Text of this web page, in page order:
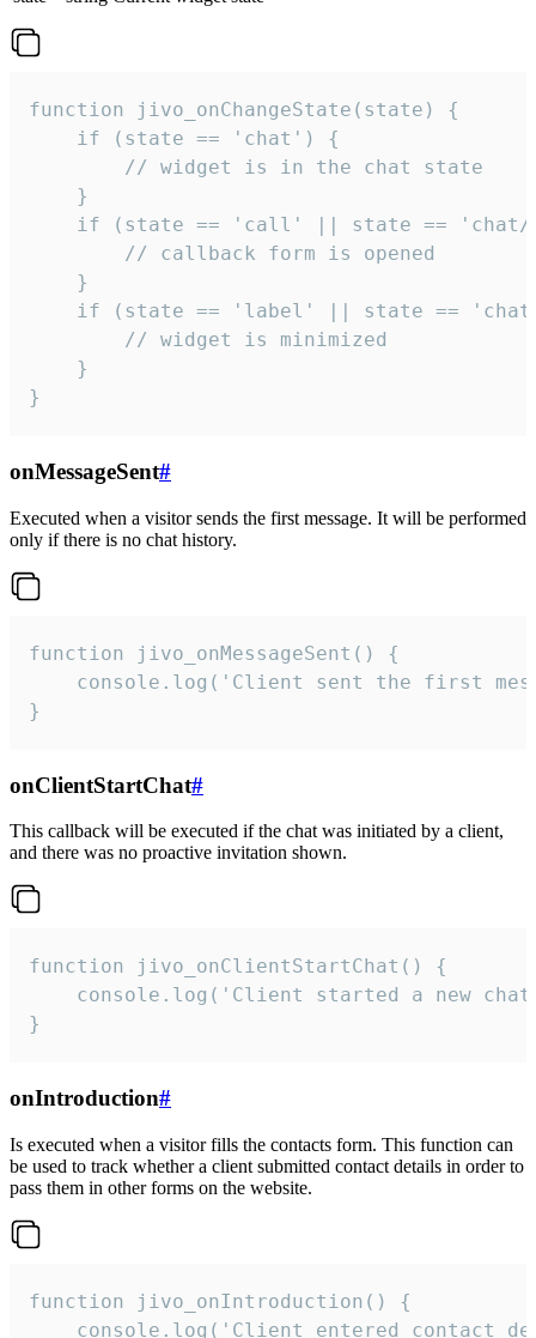
function jivo_onChangeState(state) {
    if (state == 'chat') {
        // widget is in the chat state
    }
if (state == 'call' || state ==
        // callback form is opened
    }
if (state == 'label' || state ==
        // widget is minimized
    }
}
onMessageSent#
Executed when a visitor sends the first message. It will be performed
only if there is no chat history.
function jivo_onMessageSent() {
console.log('Client sent the first
}
onClientStartChat#
This callback will be executed if the chat was initiated by a client,
and there was no proactive invitation shown.
function jivo_onClientStartChat() {
console.log('Client started a new
}
onIntroduction#
Is executed when a visitor fills the contacts form. This function can
be used to track whether a client submitted contact details in order to
pass them in other forms on the website.
function jivo_onIntroduction() {
console.log('Client entered contact